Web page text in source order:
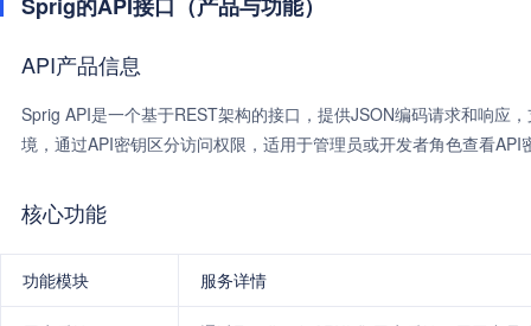
API产品信息
Sprig API是一个基于REST架构的接口，提供JSON编码请求和响应
境，通过API密钥区分访问权限，适用于管理员或开发者角色查看API
核心功能
功能模块 服务详情